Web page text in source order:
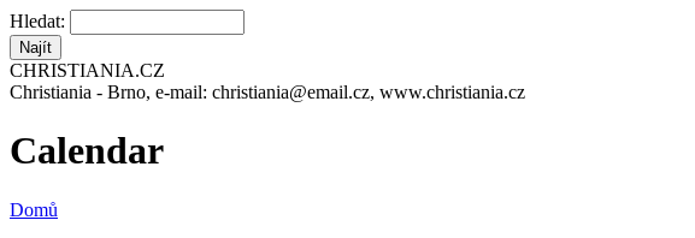
Hledat:
CHRISTIANIA.CZ
Christiania - Brno, e-mail: christiania@email.cz, www.christiania.cz
Calendar
Domů